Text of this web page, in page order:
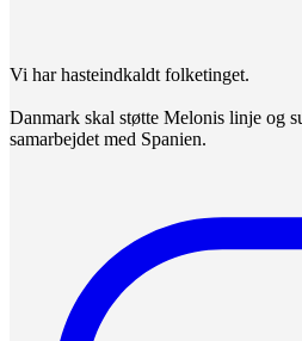
Vi har hasteindkaldt folketinget.
Danmark skal støtte Melonis linje og
samarbejdet med Spanien.